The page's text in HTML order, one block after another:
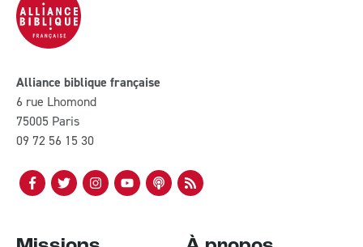
Alliance biblique française
6 rue Lhomond
75005 Paris
09 72 56 15 30